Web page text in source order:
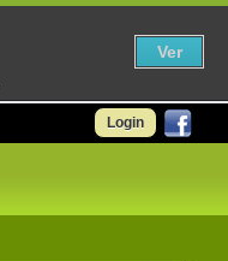
Login
Ver